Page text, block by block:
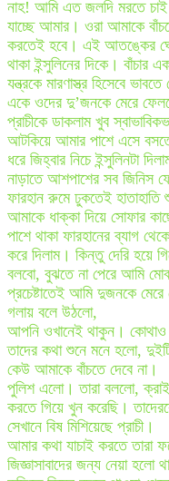
নাহ! আমি এত জলদি মরতে চাই
যাচ্ছে আমার। ওরা আমাকে
করতেই হবে। এই আতঙ্কের
থাকা ইন্সুলিনের দিকে। বাঁচার
যন্ত্রকে মারণাস্ত্র হিসেবে
একে ওদের দু’জনকে মেরে
প্রাচীকে ডাকলাম খুব
আটকিয়ে আমার পাশে এসে
ধরে জিহ্বার নিচে ইন্সুলিনটা
নাড়াতে আশপাশের সব জিনিস
ফারহান রুমে ঢুকতেই
আমাকে ধাক্কা দিয়ে সোফার
পাশে থাকা ফারহানের ব্যাগ
করে দিলাম। কিন্তু দেরি হয়ে
বলবো, বুঝতে না পেরে আমি
প্রচেষ্টাতেই আমি দুজনকে
গলায় বলে উঠলো,
আপনি ওখানেই থাকুন। কোথাও
তাদের কথা শুনে মনে হলো,
কেউ আমাকে বাঁচতে দেবে না।
পুলিশ এলো। তারা বললো,
করতে গিয়ে খুন করেছি।
সেখানে বিষ মিশিয়েছে প্রাচী।
আমার কথা যাচাই করতে তারা
জিজ্ঞাসাবাদের জন্য নেয়া হলো